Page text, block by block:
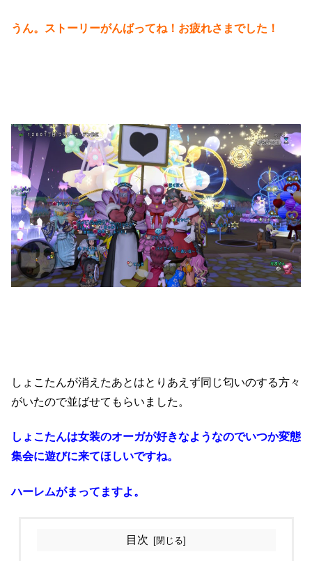
うん。ストーリーがんばってね！お疲れさまでした！
しょこたんが消えたあとはとりあえず同じ匂いのする方々
がいたので並ばせてもらいました。
しょこたんは女装のオーガが好きなようなのでいつか変態
集会に遊びに来てほしいですね。
ハーレムがまってますよ。
目次